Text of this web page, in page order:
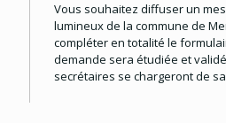
Vous souhaitez diffuser un
lumineux de la commune de
compléter en totalité le
demande sera étudiée et
secrétaires se chargeront de